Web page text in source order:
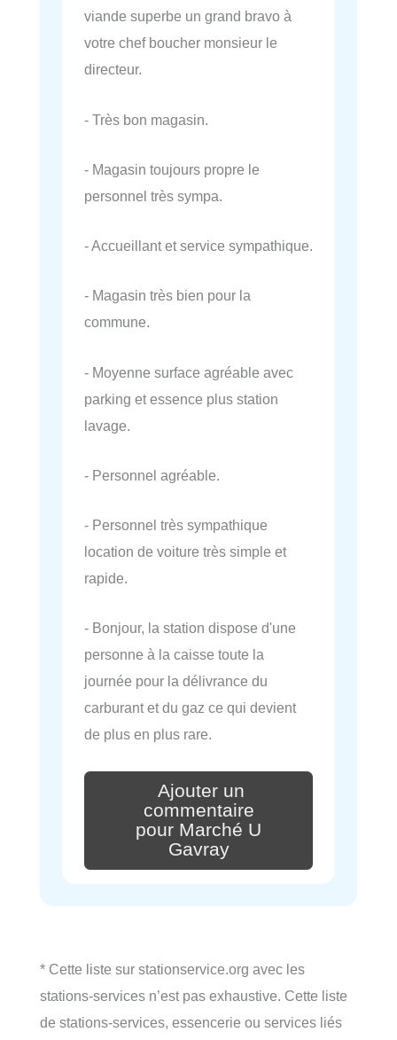
viande superbe un grand bravo à
votre chef boucher monsieur le
directeur.
- Très bon magasin.
- Magasin toujours propre le
personnel très sympa.
- Accueillant et service sympathique.
- Magasin très bien pour la
commune.
- Moyenne surface agréable avec
parking et essence plus station
lavage.
- Personnel agréable.
- Personnel très sympathique
location de voiture très simple et
rapide.
- Bonjour, la station dispose d'une
personne à la caisse toute la
journée pour la délivrance du
carburant et du gaz ce qui devient
de plus en plus rare.
Ajouter un
commentaire
pour Marché U
Gavray
* Cette liste sur stationservice.org avec les
stations-services n’est pas exhaustive. Cette liste
de stations-services, essencerie ou services liés